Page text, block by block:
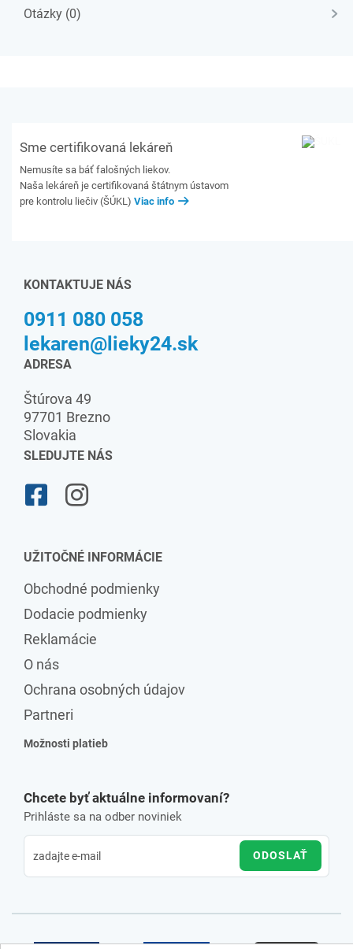
Otázky (0)
Sme certifikovaná lekáreň
Nemusíte sa báť falošných liekov.
Naša lekáreň je certifikovaná štátnym ústavom
pre kontrolu liečiv (ŠÚKL) Viac info
KONTAKTUJE NÁS
0911 080 058
lekaren@lieky24.sk
ADRESA
Štúrova 49
97701 Brezno
Slovakia
SLEDUJTE NÁS
UŽITOČNÉ INFORMÁCIE
Obchodné podmienky
Dodacie podmienky
Reklamácie
O nás
Ochrana osobných údajov
Partneri
Možnosti platieb
Chcete byť aktuálne informovaní?
Prihláste sa na odber noviniek
ODOSLAŤ